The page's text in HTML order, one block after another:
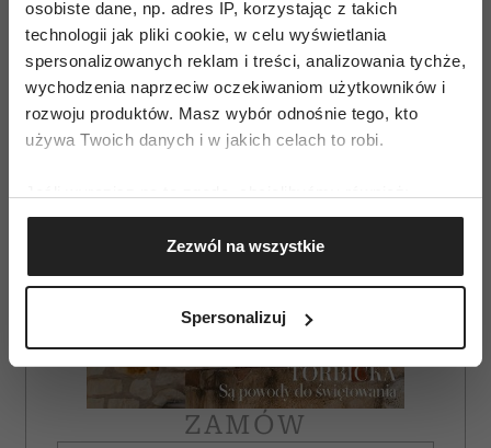
osobiste dane, np. adres IP, korzystając z takich
technologii jak pliki cookie, w celu wyświetlania
spersonalizowanych reklam i treści, analizowania tychże,
wychodzenia naprzeciw oczekiwaniom użytkowników i
rozwoju produktów. Masz wybór odnośnie tego, kto
używa Twoich danych i w jakich celach to robi.
Gromadzić dane dotyczące Twojej lokalizacji
geograficznej z dokładnością nawet do kilku metrów
Identyfikować Twoje urządzenie, aktywnie
(fingerprinting, czyli wirtualny odcisk palca)
dane są przetwarzane oraz ustaw własne preferencje w
sekcji szczegółów. W Deklaracji plików cookie możesz
zmienić lub wycofać swoją zgodę w dowolnej chwili.
Zezwól na wszystkie
Spersonalizuj
ZAMÓW